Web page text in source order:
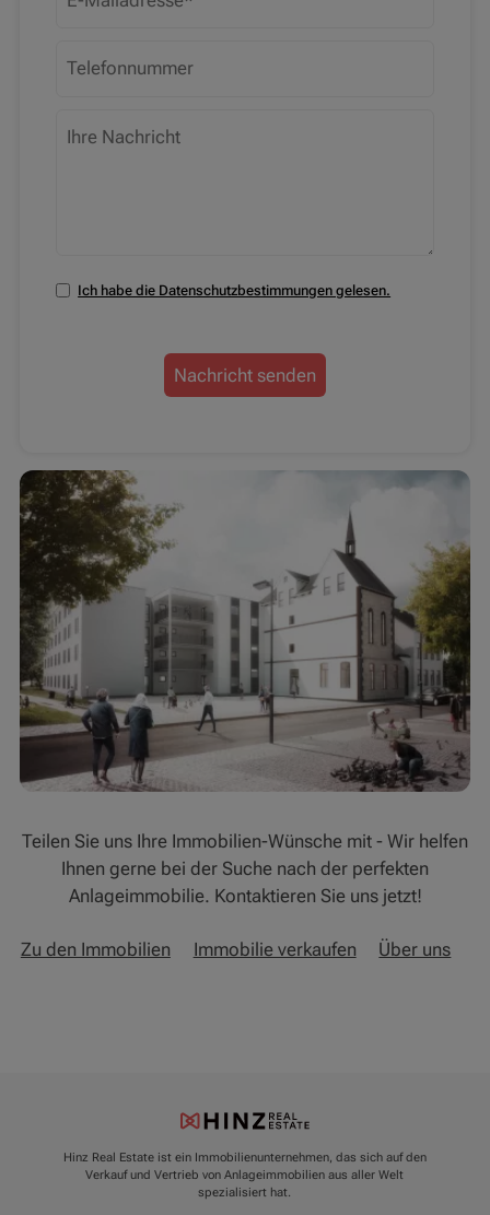
Ich habe die Datenschutzbestimmungen gelesen.
Nachricht senden
Teilen Sie uns Ihre Immobilien-Wünsche mit - Wir helfen
Ihnen gerne bei der Suche nach der perfekten
Anlageimmobilie. Kontaktieren Sie uns jetzt!
Zu den Immobilien Immobilie verkaufen Über uns
Hinz Real Estate ist ein Immobilienunternehmen, das sich auf den
Verkauf und Vertrieb von Anlageimmobilien aus aller Welt
spezialisiert hat.